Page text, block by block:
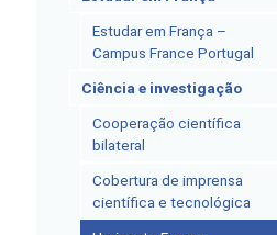
Estudar em França –
Campus France Portugal
Ciência e investigação
Cooperação científica
bilateral
Cobertura de imprensa
científica e tecnológica